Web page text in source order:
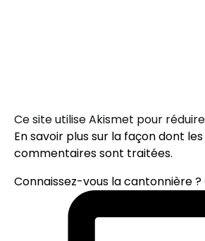
Ce site utilise Akismet pour
En savoir plus sur la façon dont
commentaires sont traitées.
Connaissez-vous la cantonnière